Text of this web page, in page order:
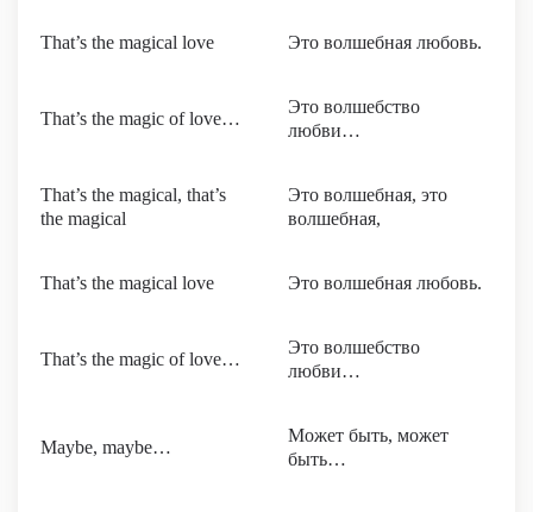
That’s the magical love Это волшебная любовь.
That’s the magic of love…
Это волшебство
любви…
That’s the magical, that’s
the magical
Это волшебная, это
волшебная,
That’s the magical love Это волшебная любовь.
That’s the magic of love…
Это волшебство
любви…
Maybe, maybe…
Может быть, может
быть…